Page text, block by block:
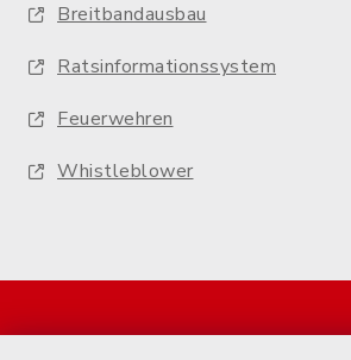
Breitbandausbau
Ratsinformationssystem
Feuerwehren
Whistleblower